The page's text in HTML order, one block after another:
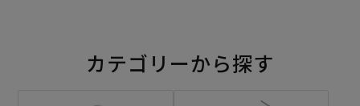
カテゴリーから探す